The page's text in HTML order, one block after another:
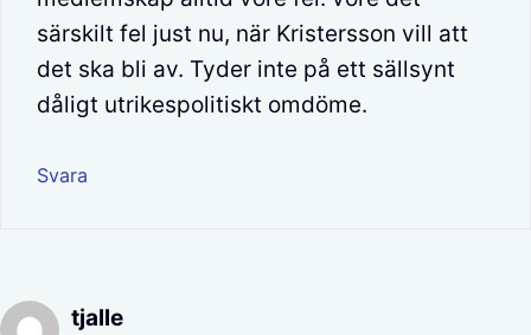
särskilt fel just nu, när Kristersson vill att
det ska bli av. Tyder inte på ett sällsynt
dåligt utrikespolitiskt omdöme.
Svara
tjalle